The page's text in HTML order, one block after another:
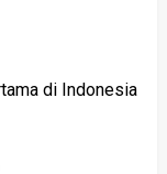
di Indonesia